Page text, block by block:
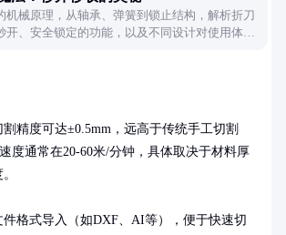
机械原理，从轴承、弹簧到锁止结构，解析折刀
开、安全锁定的功能，以及不同设计对使用体验
割精度可达±0.5mm，远高于传统手工切割
度通常在20-60米/分钟，具体取决于材料厚
格式导入（如DXF、AI等），便于快速切